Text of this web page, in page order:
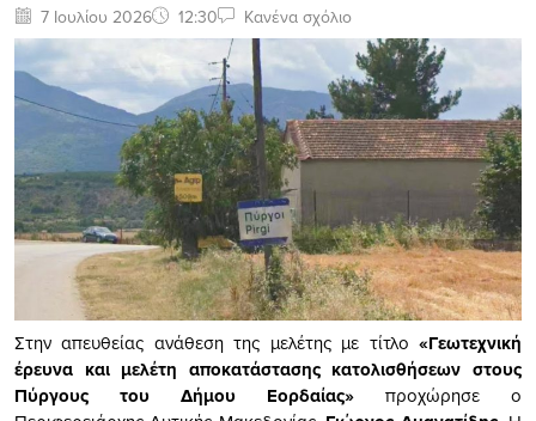
7 Ιουλίου 2026 12:30 Κανένα σχόλιο
Στην απευθείας ανάθεση της μελέτης με τίτλο «Γεωτεχνική
έρευνα και μελέτη αποκατάστασης κατολισθήσεων στους
Πύργους του Δήμου Εορδαίας» προχώρησε ο